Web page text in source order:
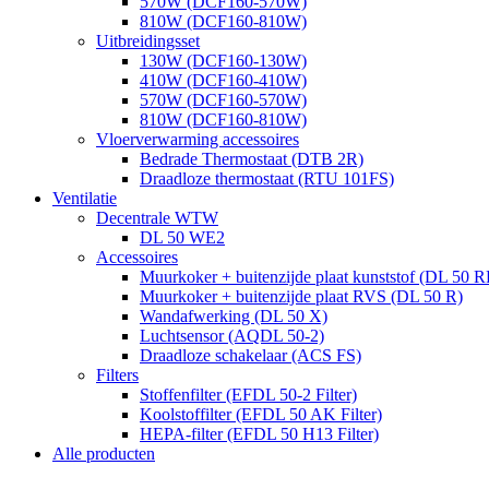
810W (DCF160-810W)
Uitbreidingsset
130W (DCF160-130W)
410W (DCF160-410W)
570W (DCF160-570W)
810W (DCF160-810W)
Vloerverwarming accessoires
Bedrade Thermostaat (DTB 2R)
Draadloze thermostaat (RTU 101FS)
Ventilatie
Decentrale WTW
DL 50 WE2
Accessoires
Muurkoker + buitenzijde plaat kunststof (DL 50
Muurkoker + buitenzijde plaat RVS (DL 50 R)
Wandafwerking (DL 50 X)
Luchtsensor (AQDL 50-2)
Draadloze schakelaar (ACS FS)
Filters
Stoffenfilter (EFDL 50-2 Filter)
Koolstoffilter (EFDL 50 AK Filter)
HEPA-filter (EFDL 50 H13 Filter)
Alle producten